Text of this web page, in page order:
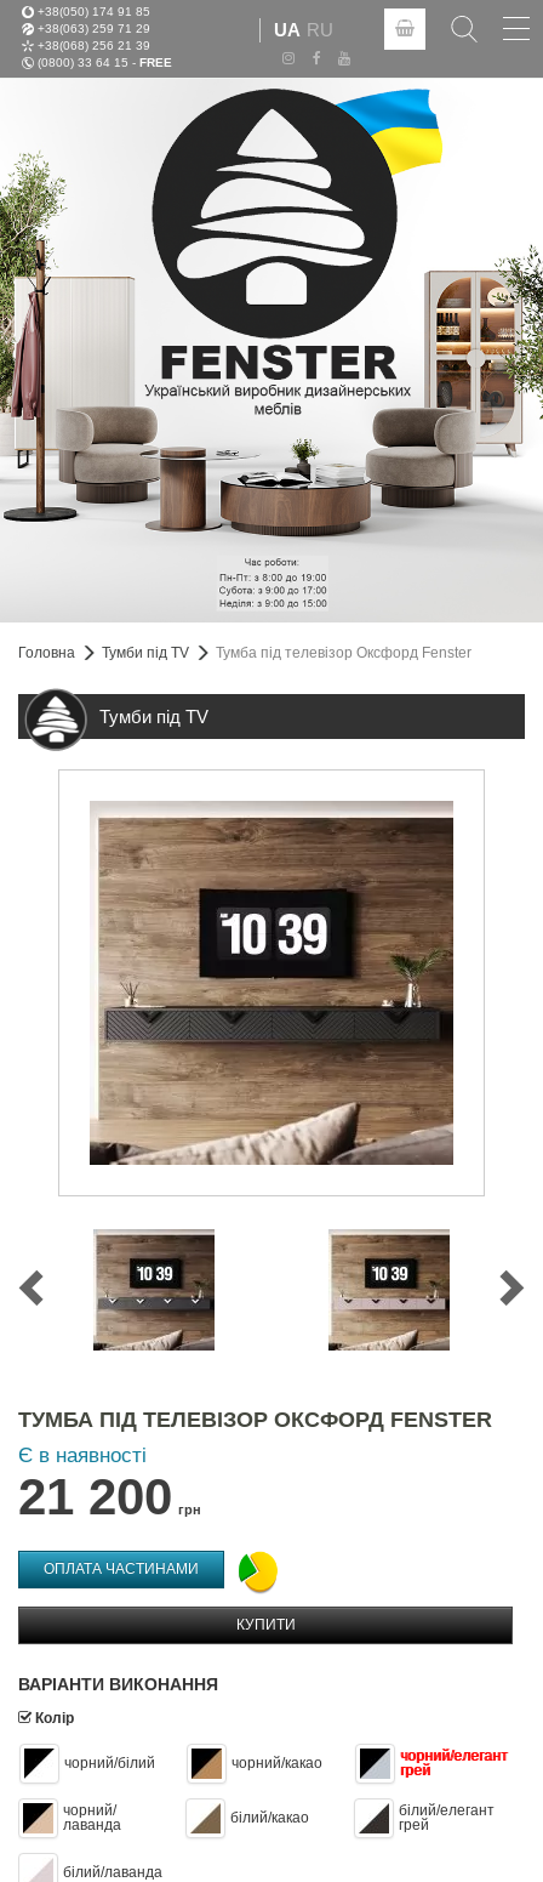
+38(050) 174 91 85
+38(063) 259 71 29
+38(068) 256 21 39
(0800) 33 64 15 - FREE
UA RU
Головна Тумби під TV Тумба під телевізор Оксфорд Fenster
Тумби під TV
ТУМБА ПІД ТЕЛЕВІЗОР ОКСФОРД FENSTER
Є в наявності
21 200 грн
ОПЛАТА ЧАСТИНАМИ
КУПИТИ
ВАРІАНТИ ВИКОНАННЯ
Колір
чорний/білий чорний/какао
чорний/елегант
грей
чорний/
лаванда
білий/какао
білий/елегант
грей
білий/лаванда